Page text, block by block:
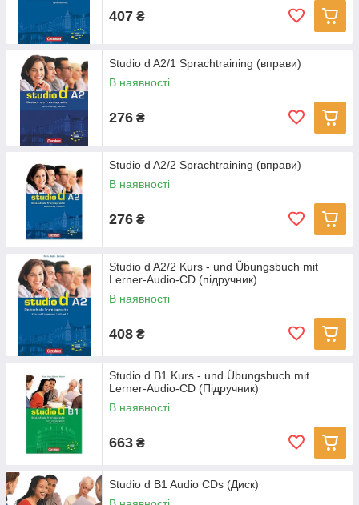
407 ₴
Studio d A2/1 Sprachtraining (вправи)
В наявності
276 ₴
Studio d A2/2 Sprachtraining (вправи)
В наявності
276 ₴
Studio d A2/2 Kurs - und Übungsbuch mit
Lerner-Audio-CD (підручник)
В наявності
408 ₴
Studio d B1 Kurs - und Übungsbuch mit
Lerner-Audio-CD (Підручник)
В наявності
663 ₴
Studio d B1 Audio CDs (Диск)